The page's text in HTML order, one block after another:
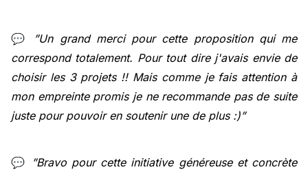
💬
”Un grand merci pour cette proposition qui me
correspond totalement. Pour tout dire j'avais envie de
choisir les 3 projets !! Mais comme je fais attention à
mon empreinte promis je ne recommande pas de suite
juste pour pouvoir en soutenir une de plus :)”
💬
”Bravo pour cette initiative généreuse et concrète